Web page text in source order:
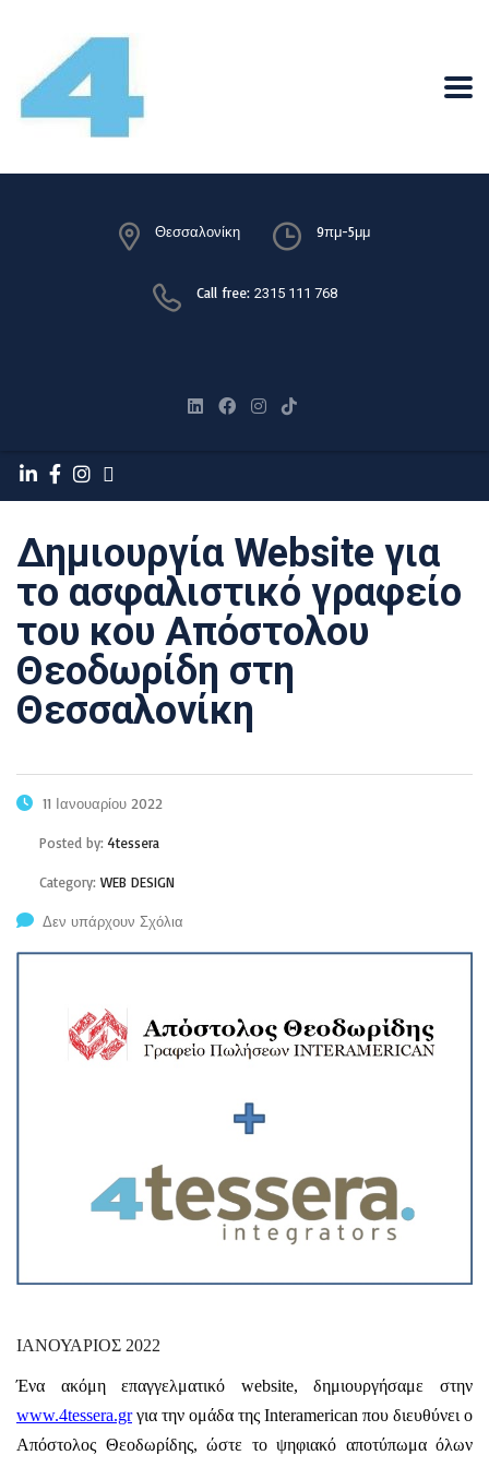
Θεσσαλονίκη 9πμ-5μμ
Call free: 2315 111 768
Δημιουργία Website για
το ασφαλιστικό γραφείο
του κου Απόστολου
Θεοδωρίδη στη
Θεσσαλονίκη
11 Ιανουαρίου 2022
Posted by: 4tessera
Category: WEB DESIGN
Δεν υπάρχουν Σχόλια
ΙΑΝΟΥΑΡΙΟΣ 2022
Ένα ακόμη επαγγελματικό website, δημιουργήσαμε στην
www.4tessera.grγια την ομάδα της Interamerican που διευθύνει ο
Απόστολος Θεοδωρίδης, ώστε το ψηφιακό αποτύπωμα όλων